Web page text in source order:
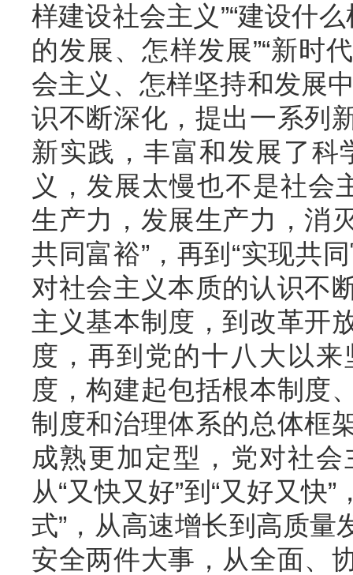
样建设社会主义”“建设什
的发展、怎样发展”“新时
会主义、怎样坚持和发展
识不断深化，提出一系列
新实践，丰富和发展了科
义，发展太慢也不是社会
生产力，发展生产力，消
共同富裕”，再到“实现共
对社会主义本质的认识不
主义基本制度，到改革开
度，再到党的十八大以
度，构建起包括根本制度
制度和治理体系的总体框
成熟更加定型，党对社
从“又快又好”到“又好又快
式”，从高速增长到高质
安全两件大事，从全面、